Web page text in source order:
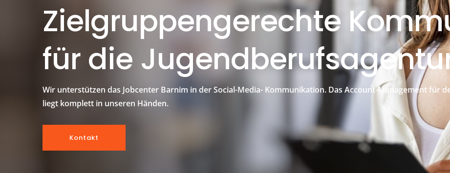
Zielgruppengerechte
für die
Wir unterstützen das Jobcenter Barnim in der Social-Media- Kommunikation. Das Account-Management für
liegt komplett in unseren Händen.
Kontakt